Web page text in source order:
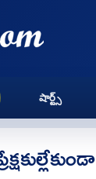
షార్ట్స్